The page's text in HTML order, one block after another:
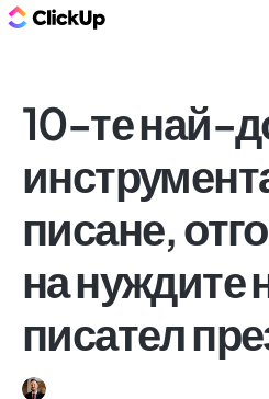
10-те най-
писане,
на нуждите
писател